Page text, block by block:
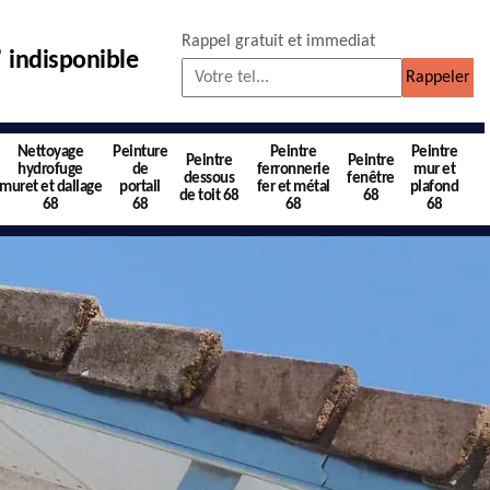
indisponible
Rappel gratuit et immediat
Nettoyage
hydrofuge
muret et dallage
68
Peinture
de
portail
68
Peintre
dessous
de toit 68
Peintre
ferronnerie
fer et métal
68
Peintre
fenêtre
68
Peintre
mur et
plafond
68